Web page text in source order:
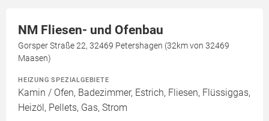
NM Fliesen- und Ofenbau
Gorsper Straße 22, 32469 Petershagen (32km von 32469
Maasen)
HEIZUNG SPEZIALGEBIETE
Kamin / Ofen, Badezimmer, Estrich, Fliesen, Flüssiggas,
Heizöl, Pellets, Gas, Strom